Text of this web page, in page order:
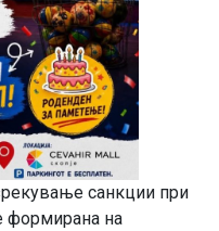
санкции при
формирана на